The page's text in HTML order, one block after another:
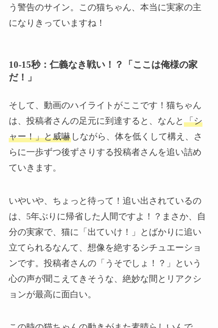
う警告のサイン。この猫ちゃん、本当に実家の主
になりきっていますね！
10-15秒：仁義なき戦い！？「ここは俺様の家
だ！」
そして、動画のハイライトがここです！猫ちゃん
は、投稿者さんの足元に到達すると、なんと 「シ
ャー！」と威嚇しながら、体を低くして構え、さ
らに一歩ずつ後ずさりする投稿者さんを追い詰め
ていきます。
いやいや、ちょっと待って！追い出されているの
は、5年ぶりに帰省した人間ですよ！？まさか、自
分の実家で、猫に「出ていけ！」とばかりに追い
立てられるなんて、想像を絶するシチュエーショ
ンです。投稿者さんの「うそでしょ！？」という
心の声が聞こえてきそうな、絶妙な間とリアクシ
ョンが最高に面白い。